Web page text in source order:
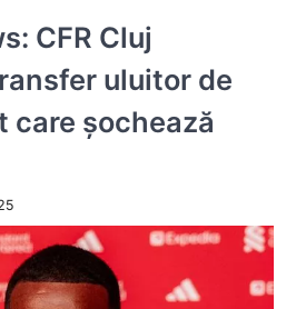
CFR Cluj
uluitor de
care șochează